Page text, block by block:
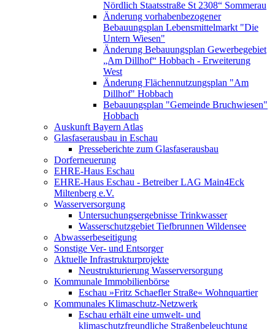
Nördlich Staatsstraße St 2308“ Sommerau
Änderung vorhabenbezogener
Bebauungsplan Lebensmittelmarkt "Die
Untern Wiesen"
Änderung Bebauungsplan Gewerbegebiet
„Am Dillhof“ Hobbach - Erweiterung
West
Änderung Flächennutzungsplan "Am
Dillhof" Hobbach
Bebauungsplan "Gemeinde Bruchwiesen"
Hobbach
Auskunft Bayern Atlas
Glasfaserausbau in Eschau
Presseberichte zum Glasfaserausbau
Dorferneuerung
EHRE-Haus Eschau
EHRE-Haus Eschau - Betreiber LAG Main4Eck
Miltenberg e.V.
Wasserversorgung
Untersuchungsergebnisse Trinkwasser
Wasserschutzgebiet Tiefbrunnen Wildensee
Abwasserbeseitigung
Sonstige Ver- und Entsorger
Aktuelle Infrastrukturprojekte
Neustrukturierung Wasserversorgung
Kommunale Immobilienbörse
Eschau »Fritz Schaefler Straße« Wohnquartier
Kommunales Klimaschutz-Netzwerk
Eschau erhält eine umwelt- und
klimaschutzfreundliche Straßenbeleuchtung